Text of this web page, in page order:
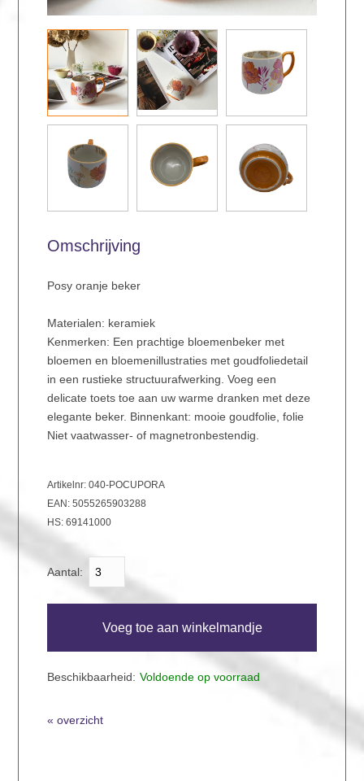
Omschrijving
Posy oranje beker
Materialen: keramiek
Kenmerken: Een prachtige bloemenbeker met
bloemen en bloemenillustraties met goudfoliedetail
in een rustieke structuurafwerking. Voeg een
delicate toets toe aan uw warme dranken met deze
elegante beker. Binnenkant: mooie goudfolie, folie
Niet vaatwasser- of magnetronbestendig.
Artikelnr: 040-POCUPORA
EAN: 5055265903288
HS: 69141000
Aantal:
Voeg toe aan winkelmandje
Beschikbaarheid: Voldoende op voorraad
overzicht